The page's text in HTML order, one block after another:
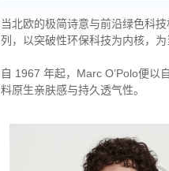
当北欧的极简诗意与前沿绿色科
列，以突破性环保科技为内核，为
自 1967 年起，Marc O’Polo便以
料原生亲肤感与持久透气性。